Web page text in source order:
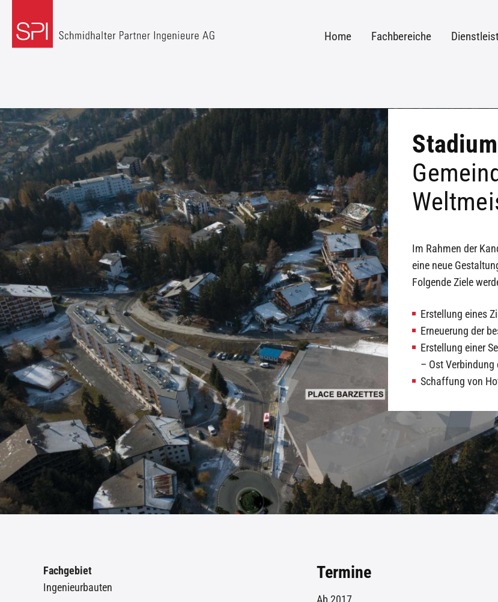
Home Fachbereiche
Im Rahmen der
eine neue
Folgende Ziele
Erstellung eines
Erneuerung der
Erstellung einer
– Ost Verbindung
Schaffung von
Fachgebiet
Ingenieurbauten
Termine
Ab 2017